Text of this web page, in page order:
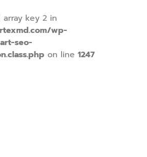
key 2 in
wp-
seo-
on line 1247